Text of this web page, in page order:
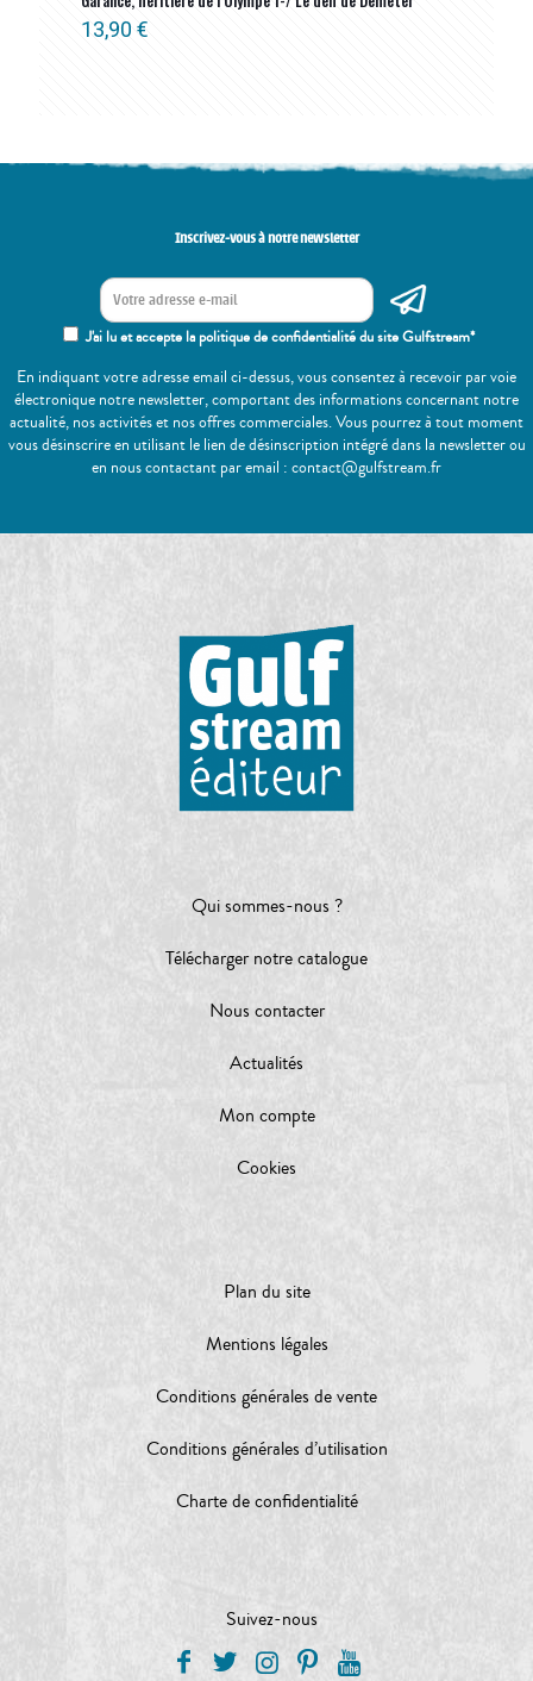
13,90 €
Inscrivez-vous à notre newsletter
J'ai lu et accepte la politique de confidentialité du site Gulfstream*
En indiquant votre adresse email ci-dessus, vous consentez à recevoir par voie
électronique notre newsletter, comportant des informations concernant notre
actualité, nos activités et nos offres commerciales. Vous pourrez à tout moment
vous désinscrire en utilisant le lien de désinscription intégré dans la newsletter ou
en nous contactant par email : contact@gulfstream.fr
Qui sommes-nous ?
Télécharger notre catalogue
Nous contacter
Actualités
Mon compte
Cookies
Plan du site
Mentions légales
Conditions générales de vente
Conditions générales d’utilisation
Charte de confidentialité
Suivez-nous